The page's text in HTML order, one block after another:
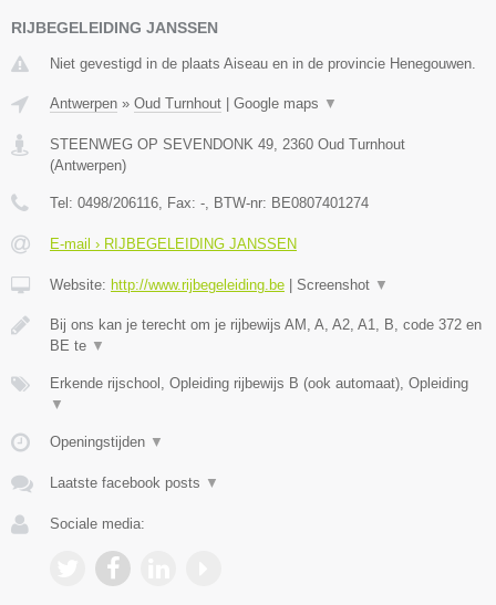
RIJBEGELEIDING JANSSEN
Niet gevestigd in de plaats Aiseau en in de provincie Henegouwen.
Antwerpen » Oud Turnhout Google maps ▼
STEENWEG OP SEVENDONK 49, 2360 Oud Turnhout
(Antwerpen)
Tel: 0498/206116, Fax: -, BTW-nr: BE0807401274
E-mail › RIJBEGELEIDING JANSSEN
Website: http://www.rijbegeleiding.be Screenshot ▼
Bij ons kan je terecht om je rijbewijs AM, A, A2, A1, B, code 372 en
BE te ▼
Erkende rijschool, Opleiding rijbewijs B (ook automaat), Opleiding
▼
Openingstijden ▼
Laatste facebook posts ▼
Sociale media: